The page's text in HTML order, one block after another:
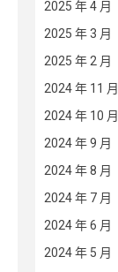
2025 年 4 月
2025 年 3 月
2025 年 2 月
2024 年 11 月
2024 年 10 月
2024 年 9 月
2024 年 8 月
2024 年 7 月
2024 年 6 月
2024 年 5 月